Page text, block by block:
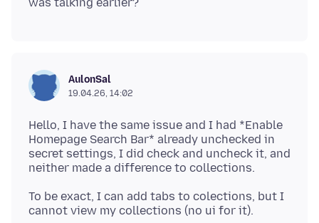
AulonSal
19.04.26, 14:02
Hello, I have the same issue and I had *Enable
Homepage Search Bar* already unchecked in
secret settings, I did check and uncheck it, and
To be exact, I can add tabs to colections, but I